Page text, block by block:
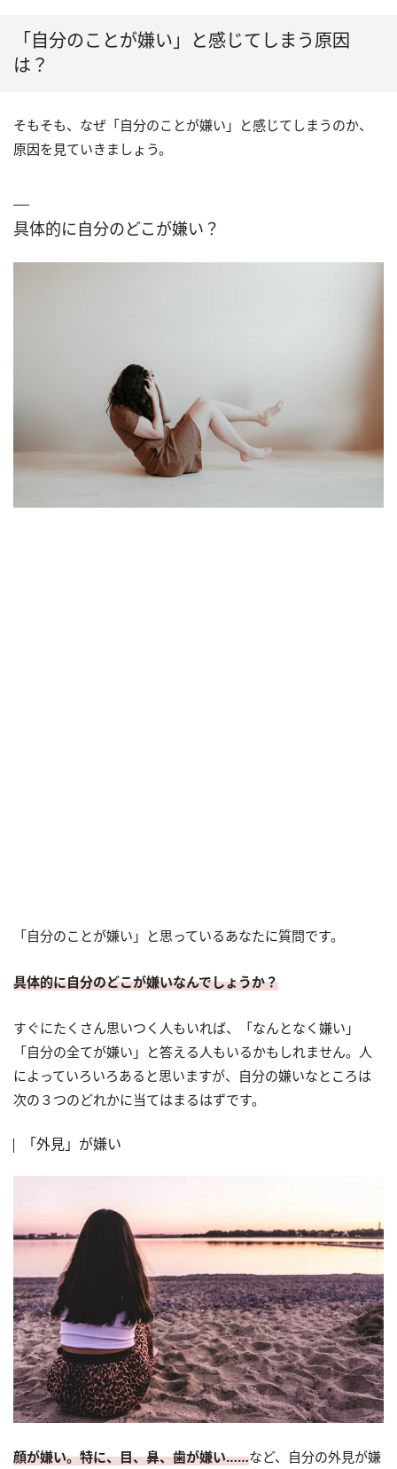
（5）自分の欠点ばかりを意識する
（4）「自分を好きか嫌いか」という思考から卒業する
「自分のことが嫌い」と感じてしまう原因
は？
そもそも、なぜ「自分のことが嫌い」と感じてしまうのか、
原因を見ていきましょう。
具体的に自分のどこが嫌い？
「自分のことが嫌い」と思っているあなたに質問です。
具体的に自分のどこが嫌いなんでしょうか？
すぐにたくさん思いつく人もいれば、「なんとなく嫌い」
「自分の全てが嫌い」と答える人もいるかもしれません。人
によっていろいろあると思いますが、自分の嫌いなところは
次の３つのどれかに当てはまるはずです。
「外見」が嫌い
顔が嫌い。特に、目、鼻、歯が嫌い……など、自分の外見が嫌